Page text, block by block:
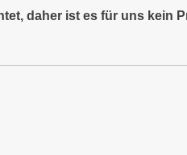
daher ist es für uns kein